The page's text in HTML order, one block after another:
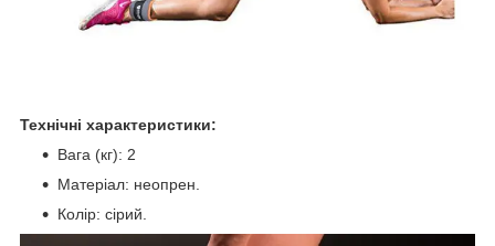
Технічні характеристики:
Вага (кг): 2
Матеріал: неопрен.
Колір: сірий.